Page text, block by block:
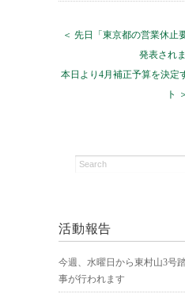
＜ 先日「東京都の営業休止
発表され
本日より4月補正予算を決定
ト ＞
活動報告
今週、水曜日から東村山3号
事が行われます